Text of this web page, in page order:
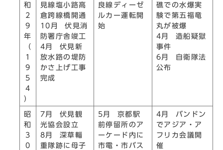
和
2
9
年
（
1
9
5
4
）
見線塩小路高
倉跨線橋開通
10月 伏見消
防署庁舎竣工
4月 伏見新
放水路の堤防
かさ上げ工事
完成
良線ディーゼ
ルカー運転開
始
礁での水爆実
験で第五福竜
丸が被爆
4月 造船疑獄
事件
6月 自衛隊法
公布
昭
和
3
0
7月 伏見観
光協会設立
8月 深草輜
重隊跡に母子
5月 京都駅
前停留所のア
ーケード内に
市電・市バス
4月 バンドン
でアジア・ア
フリカ会議開
催